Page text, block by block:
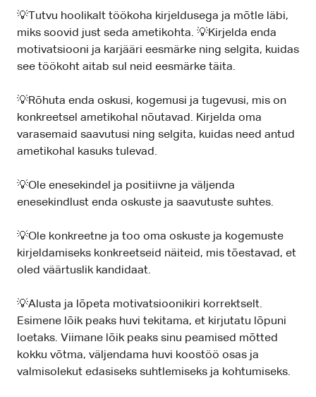
💡Tutvu hoolikalt töökoha kirjeldusega ja mõtle läbi,
miks soovid just seda ametikohta. 💡Kirjelda enda
motivatsiooni ja karjääri eesmärke ning selgita, kuidas
see töökoht aitab sul neid eesmärke täita.
💡Rõhuta enda oskusi, kogemusi ja tugevusi, mis on
konkreetsel ametikohal nõutavad. Kirjelda oma
varasemaid saavutusi ning selgita, kuidas need antud
ametikohal kasuks tulevad.
💡Ole enesekindel ja positiivne ja väljenda
enesekindlust enda oskuste ja saavutuste suhtes.
💡Ole konkreetne ja too oma oskuste ja kogemuste
kirjeldamiseks konkreetseid näiteid, mis tõestavad, et
oled väärtuslik kandidaat.
💡Alusta ja lõpeta motivatsioonikiri korrektselt.
Esimene lõik peaks huvi tekitama, et kirjutatu lõpuni
loetaks. Viimane lõik peaks sinu peamised mõtted
kokku võtma, väljendama huvi koostöö osas ja
valmisolekut edasiseks suhtlemiseks ja kohtumiseks.